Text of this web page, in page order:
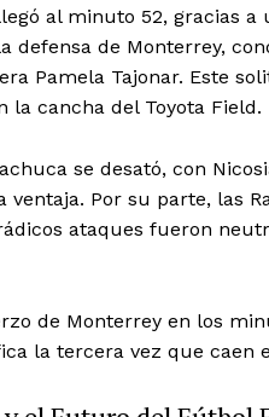
SUSCRIBIRSE
al minuto 52, gracias
defensa de Monterrey,
Pamela Tajonar. Este
la cancha del Toyota Field.
se desató, con
Por su parte, las
ataques fueron
de Monterrey en los
la tercera vez que caen